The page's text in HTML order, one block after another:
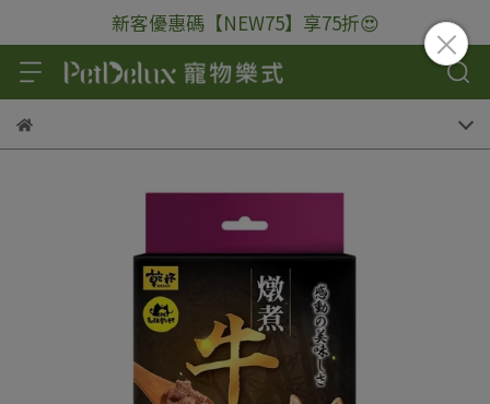
新客優惠碼【NEW75】享75折😍